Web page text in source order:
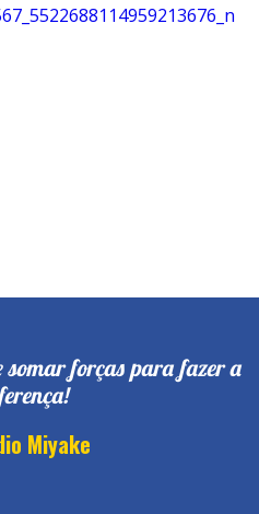
somar forças para fazer a
Miyake